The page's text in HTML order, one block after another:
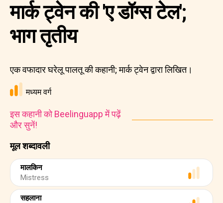
मूल शब्दावली
मालकिन
Mistress
सहलाना
मार्क ट्वेन की 'ए डॉग्स टेल';
भाग तृतीय
एक वफादार घरेलू पालतू की कहानी; मार्क ट्वेन द्वारा लिखित।
मध्यम वर्ग
इस कहानी को Beelinguapp में पढ़ें
और सुनें!